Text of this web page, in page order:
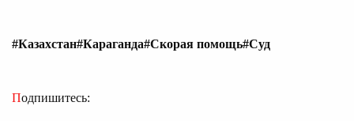
#Казахстан#Караганда#Скорая помощь#Суд
Подпишитесь: